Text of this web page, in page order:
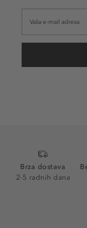
Brza dostava
2-5 radnih dana